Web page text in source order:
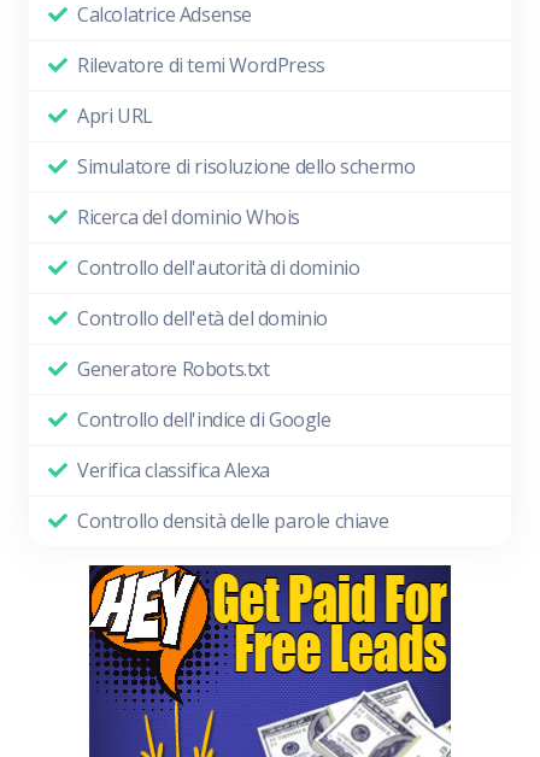
Calcolatrice Adsense
Rilevatore di temi WordPress
Apri URL
Simulatore di risoluzione dello schermo
Ricerca del dominio Whois
Controllo dell'autorità di dominio
Controllo dell'età del dominio
Generatore Robots.txt
Controllo dell'indice di Google
Verifica classifica Alexa
Controllo densità delle parole chiave